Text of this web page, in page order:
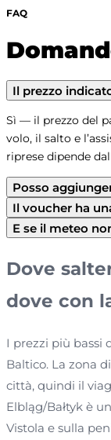
FAQ
Il prezzo
Sì — il prezzo del
volo, il salto e
riprese dipende
Posso
Il voucher ha
E se il meteo
Dove
dove con
I prezzi più bassi
Baltico. La zona
città, quindi il
Elbląg/Bałtyk è
Vistola e sulla